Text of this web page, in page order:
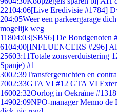
22104:06[Live Eredivisie #1784]
204:05Weer een parkeergarage
mogelijk weg
11804:03[SBS6] De Bondgenoten
6104:00[INFLUENCERS #296]
25603:11Totale zonsverduistering
Spanje) #1
3002:39Transfergeruchten en
7002:33GTA VI #12 GTA VI
16002:32Oorlog in Oekraïne
14902:09NPO-manager Menno de